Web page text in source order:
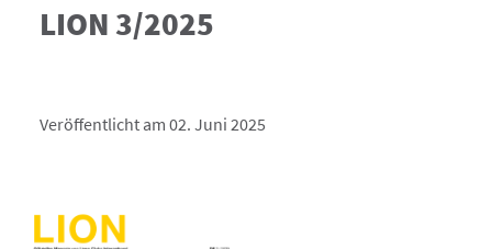
LION 3/2025
Veröffentlicht am 02. Juni 2025